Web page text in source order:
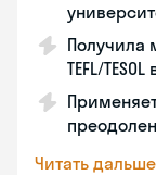
Получила
TEFL/
Читать дальше